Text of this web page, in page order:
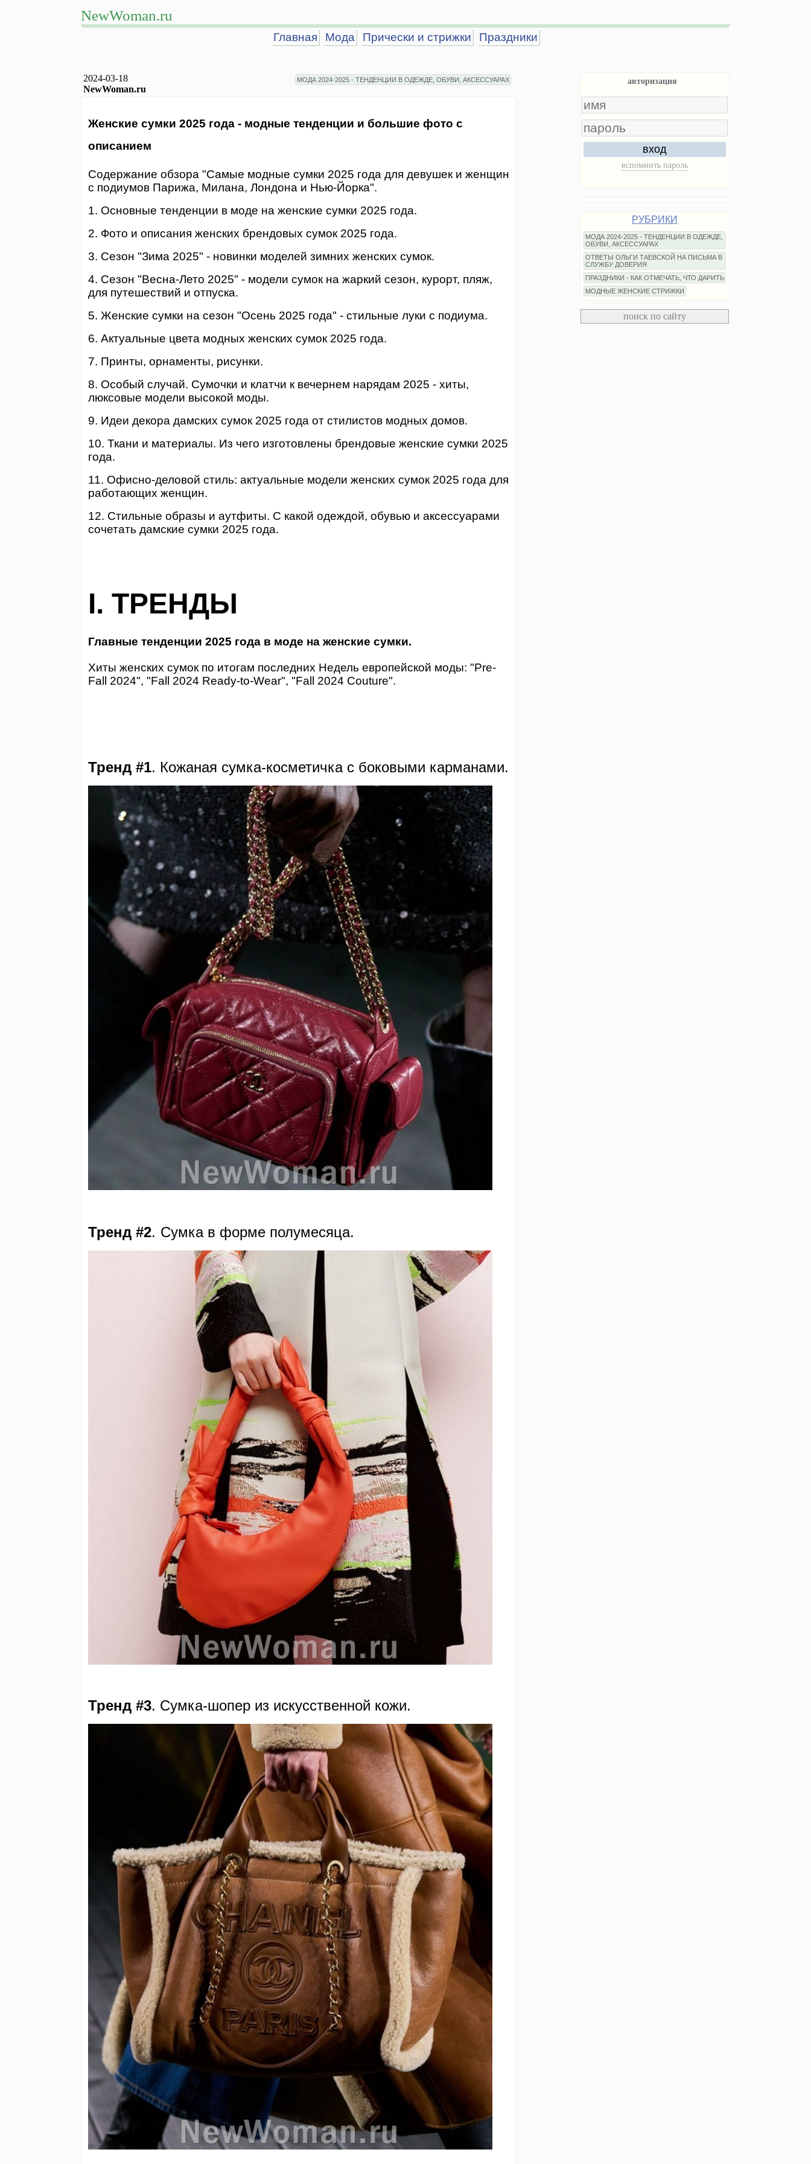
NewWoman.ru
Главная Мода Прически и стрижки Праздники
2024-03-18
NewWoman.ru
МОДА 2024-2025 - ТЕНДЕНЦИИ В ОДЕЖДЕ, ОБУВИ, АКСЕССУАРАХ
Женские сумки 2025 года - модные тенденции и большие фото с
описанием
Содержание обзора "Самые модные сумки 2025 года для девушек и женщин
с подиумов Парижа, Милана, Лондона и Нью-Йорка".
1. Основные тенденции в моде на женские сумки 2025 года.
2. Фото и описания женских брендовых сумок 2025 года.
3. Сезон "Зима 2025" - новинки моделей зимних женских сумок.
4. Сезон "Весна-Лето 2025" - модели сумок на жаркий сезон, курорт, пляж,
для путешествий и отпуска.
5. Женские сумки на сезон "Осень 2025 года" - стильные луки с подиума.
6. Актуальные цвета модных женских сумок 2025 года.
7. Принты, орнаменты, рисунки.
8. Особый случай. Сумочки и клатчи к вечернем нарядам 2025 - хиты,
люксовые модели высокой моды.
9. Идеи декора дамских сумок 2025 года от стилистов модных домов.
10. Ткани и материалы. Из чего изготовлены брендовые женские сумки 2025
года.
11. Офисно-деловой стиль: актуальные модели женских сумок 2025 года для
работающих женщин.
12. Стильные образы и аутфиты. С какой одеждой, обувью и аксессуарами
сочетать дамские сумки 2025 года.
I. ТРЕНДЫ
Главные тенденции 2025 года в моде на женские сумки.
Хиты женских сумок по итогам последних Недель европейской моды: "Pre-
Fall 2024", "Fall 2024 Ready-to-Wear", "Fall 2024 Couture".
Тренд #1. Кожаная сумка-косметичка с боковыми карманами.
Тренд #2. Сумка в форме полумесяца.
Тренд #3. Сумка-шопер из искусственной кожи.
авторизация
вход
вспомнить пароль
РУБРИКИ
МОДА 2024-2025 - ТЕНДЕНЦИИ В ОДЕЖДЕ,
ОБУВИ, АКСЕССУАРАХ
ОТВЕТЫ ОЛЬГИ ТАЕВСКОЙ НА ПИСЬМА В
СЛУЖБУ ДОВЕРИЯ
ПРАЗДНИКИ - КАК ОТМЕЧАТЬ, ЧТО ДАРИТЬ
МОДНЫЕ ЖЕНСКИЕ СТРИЖКИ